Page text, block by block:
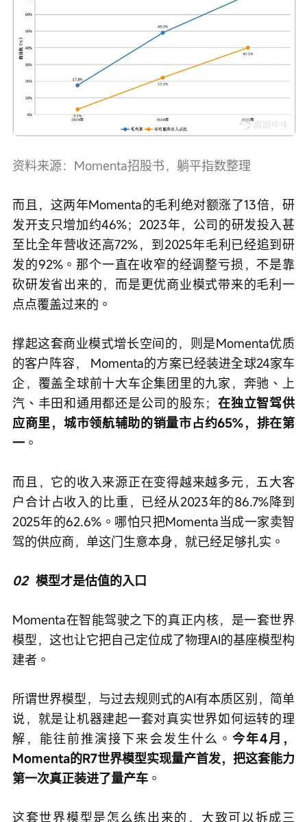
资料来源：Momenta招股书，躺平指数整理
而且，这两年Momenta的毛利绝对额涨了13倍，研
发开支只增加约46%；2023年，公司的研发投入甚
至比全年营收还高72%，到2025年毛利已经追到研
发的92%。那个一直在收窄的经调整亏损，不是靠
砍研发省出来的，而是更优商业模式带来的毛利一
点点覆盖过来的。
撑起这套商业模式增长空间的，则是Momenta优质
的客户阵容， Momenta的方案已经装进全球24家车
企，覆盖全球前十大车企集团里的九家，奔驰、上
汽、丰田和通用都还是公司的股东； 在独立智驾供
应商里，城市领航辅助的销量市占约65%，排在第
一 。
而且，它的收入来源正在变得越来越多元，五大客
户合计占收入的比重，已经从2023年的86.7%降到
2025年的62.6%。哪怕只把Momenta当成一家卖智
驾的供应商，单这门生意本身，就已经足够扎实。
02 模型才是估值的入口
Momenta在智能驾驶之下的真正内核，是一套世界
模型，这也让它把自己定位成了物理AI的基座模型构
建者。
所谓世界模型，与过去规则式的AI有本质区别，简单
说，就是让机器建起一套对真实世界如何运转的理
解，能往前推演接下来会发生什么。 今年4月，
Momenta的R7世界模型实现量产首发，把这套能力
第一次真正装进了量产车 。
这套世界模型是怎么练出来的，大致可以拆成三